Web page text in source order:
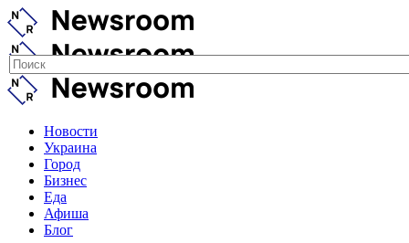
Новости
Украина
Город
Бизнес
Еда
Афиша
Блог